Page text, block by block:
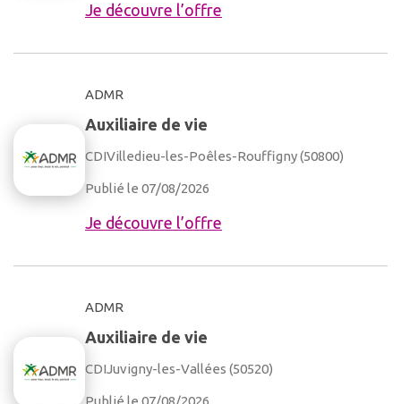
Je découvre l’offre
ADMR
Auxiliaire de vie
CDIVilledieu-les-Poêles-Rouffigny (50800)
Publié le 07/08/2026
Je découvre l’offre
ADMR
Auxiliaire de vie
CDIJuvigny-les-Vallées (50520)
Publié le 07/08/2026